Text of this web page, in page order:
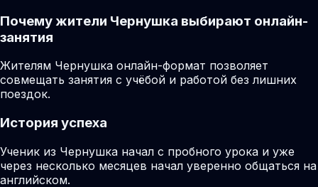
Почему жители Чернушка выбирают онлайн-
занятия
Жителям Чернушка онлайн-формат позволяет
совмещать занятия с учёбой и работой без лишних
поездок.
История успеха
Ученик из Чернушка начал с пробного урока и уже
через несколько месяцев начал уверенно общаться на
английском.